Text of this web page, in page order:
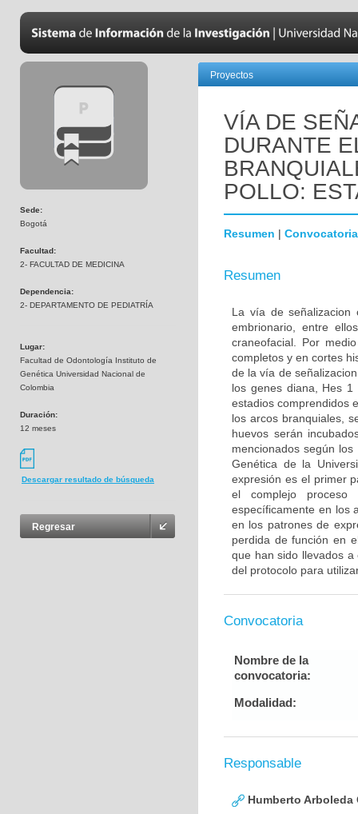
Sede:
Bogotá
Facultad:
2- FACULTAD DE MEDICINA
Dependencia:
2- DEPARTAMENTO DE PEDIATRÍA
Lugar:
Facultad de Odontología Instituto de
Genética Universidad Nacional de
Colombia
Duración:
12 meses
Descargar resultado de búsqueda
Regresar
Proyectos
VÍA DE
DURANTE
POLLO:
Resumen | Convocatoria
Resumen
La vía de señalizacion
embrionario, entre
craneofacial. Por
completos y en cortes
de la vía de
los genes diana, Hes
estadios comprendidos
los arcos branquiales,
huevos serán
mencionados según
Genética de la
expresión es el primer
el complejo proceso
específicamente en los
en los patrones de
perdida de función en
que han sido llevados
del protocolo para
Convocatoria
Nombre de la
convocatoria:
Modalidad:
Responsable
Humberto Arboleda